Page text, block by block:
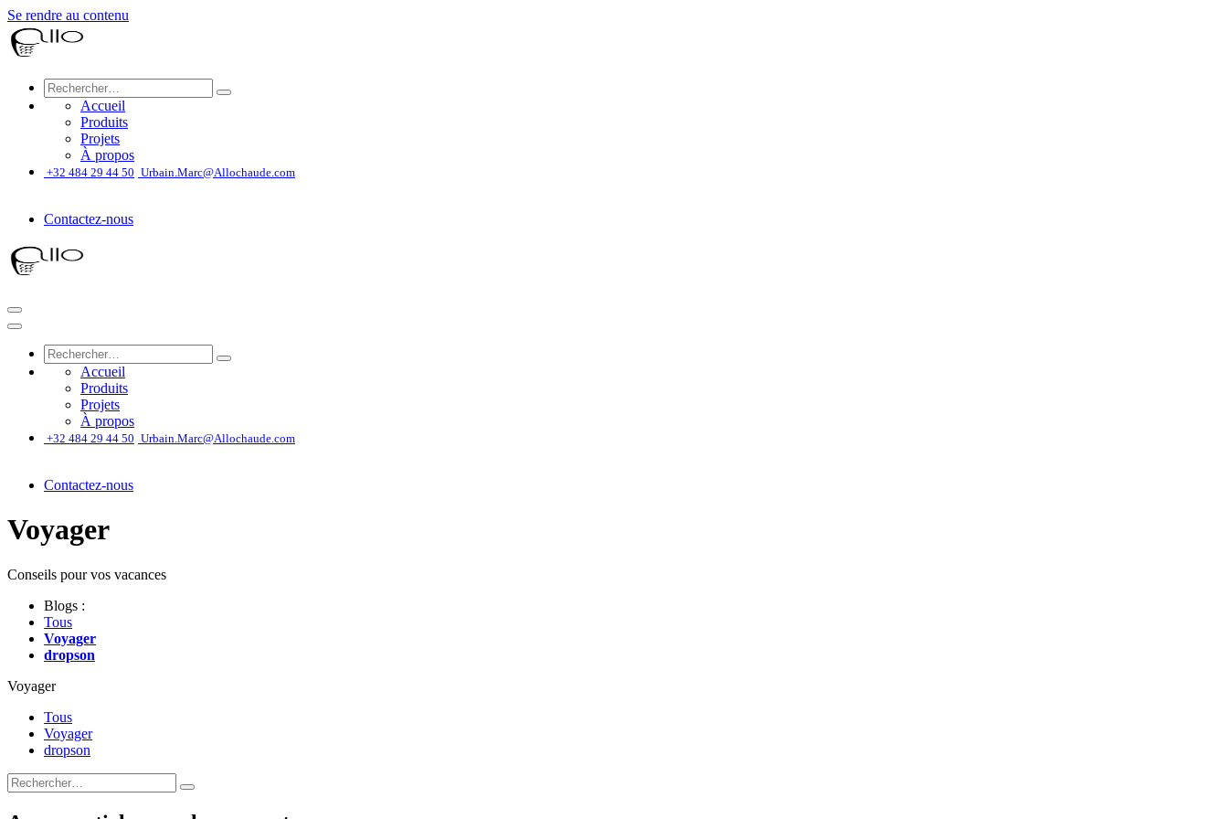
Se rendre au contenu
Accueil
Produits
Projets
À propos
+32 484 29 44 50 Urbain.Marc@Allochaude.com
Contactez-nous
Accueil
Produits
Projets
À propos
+32 484 29 44 50 Urbain.Marc@Allochaude.com
Contactez-nous
Voyager
Conseils pour vos vacances
Blogs :
Tous
Voyager
dropson
Voyager
Tous
Voyager
dropson